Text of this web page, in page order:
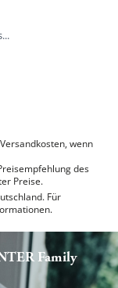
wenn
des
Preise.
Für
Family